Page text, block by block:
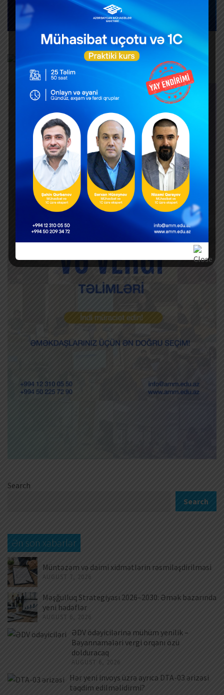
Search
Search
Ən son xəbərlər
Müntəzəm və daimi xidmətlərin rəsmiləşdirilməsi
AUGUST 7, 2026
Məşğulluq Strategiyası 2026–2030: Əmək bazarında
yeni hədəflər
AUGUST 6, 2026
ƏDV ödəyicilərinə mühüm yenilik –
Bəyannamələri vergi orqanı özü
dolduracaq
AUGUST 6, 2026
Hər yeni invoys üzrə ayrıca DTA-03 ərizəsi
təqdim edilməlidirmi?